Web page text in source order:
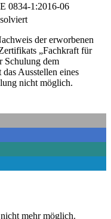
0834-1:2016-06
der erworbenen
„Fachkraft für
Schulung dem
Ausstellen eines
nicht möglich.
mehr möglich.